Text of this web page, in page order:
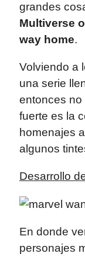
grandes
Multiverse
way home.
Volviendo a
una serie
entonces no
fuerte es la
homenajes
algunos
Desarrollo
En donde
personajes